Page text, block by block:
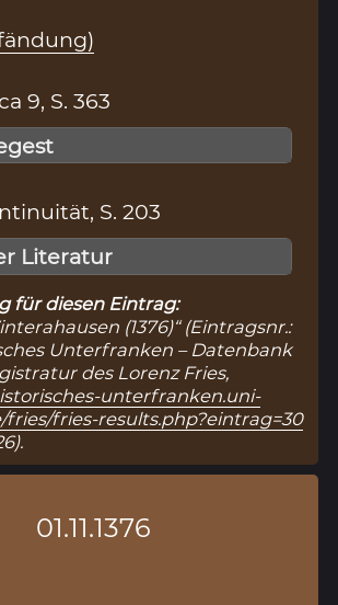
9, S. 363
S. 203
Literatur
für diesen Eintrag:
(1376)“ (Eintragsnr.:
Unterfranken – Datenbank
des Lorenz Fries,
unterfranken.uni-
fries/fries-results.php?eintrag=30
01.11.1376